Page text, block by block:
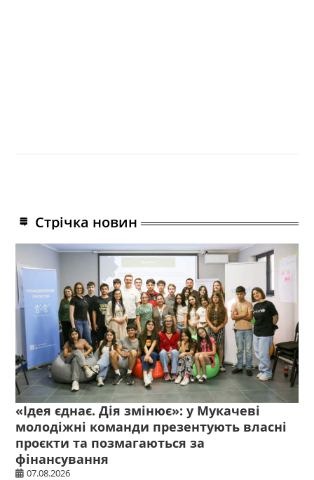
Стрічка новин
«Ідея єднає. Дія змінює»: у Мукачеві
молодіжні команди презентують власні
проєкти та позмагаються за
фінансування
07.08.2026